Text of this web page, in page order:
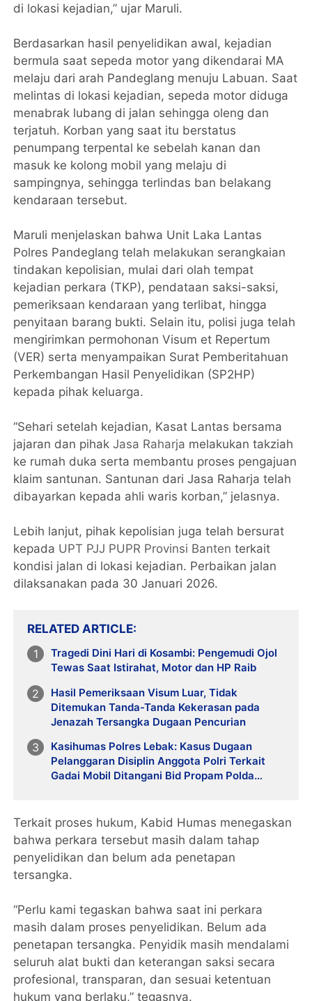
di lokasi kejadian,” ujar Maruli.
Berdasarkan hasil penyelidikan awal, kejadian
bermula saat sepeda motor yang dikendarai MA
melaju dari arah Pandeglang menuju Labuan. Saat
melintas di lokasi kejadian, sepeda motor diduga
menabrak lubang di jalan sehingga oleng dan
terjatuh. Korban yang saat itu berstatus
penumpang terpental ke sebelah kanan dan
masuk ke kolong mobil yang melaju di
sampingnya, sehingga terlindas ban belakang
kendaraan tersebut.
Maruli menjelaskan bahwa Unit Laka Lantas
Polres Pandeglang telah melakukan serangkaian
tindakan kepolisian, mulai dari olah tempat
kejadian perkara (TKP), pendataan saksi-saksi,
pemeriksaan kendaraan yang terlibat, hingga
penyitaan barang bukti. Selain itu, polisi juga telah
mengirimkan permohonan Visum et Repertum
(VER) serta menyampaikan Surat Pemberitahuan
Perkembangan Hasil Penyelidikan (SP2HP)
kepada pihak keluarga.
“Sehari setelah kejadian, Kasat Lantas bersama
jajaran dan pihakJasa Raharja melakukan takziah
ke rumah duka serta membantu proses pengajuan
klaim santunan. Santunan dari Jasa Raharja telah
dibayarkan kepada ahli waris korban,” jelasnya.
Lebih lanjut, pihak kepolisian juga telah bersurat
kepada UPT PJJ PUPR Provinsi Banten terkait
kondisi jalan di lokasi kejadian. Perbaikan jalan
dilaksanakan pada 30 Januari 2026.
RELATED ARTICLE
Tragedi Dini Hari di Kosambi: Pengemudi Ojol
Tewas Saat Istirahat, Motor dan HP Raib
Hasil Pemeriksaan Visum Luar, Tidak
Ditemukan Tanda-Tanda Kekerasan pada
Jenazah Tersangka Dugaan Pencurian
Kasihumas Polres Lebak: Kasus Dugaan
Pelanggaran Disiplin Anggota Polri Terkait
Gadai Mobil Ditangani Bid Propam Polda
Terkait proses hukum, Kabid Humas menegaskan
bahwa perkara tersebut masih dalam tahap
penyelidikan dan belum ada penetapan
tersangka.
“Perlu kami tegaskan bahwa saat ini perkara
masih dalam proses penyelidikan. Belum ada
penetapan tersangka. Penyidik masih mendalami
seluruh alat bukti dan keterangan saksi secara
profesional, transparan, dan sesuai ketentuan
hukum yang berlaku,” tegasnya.